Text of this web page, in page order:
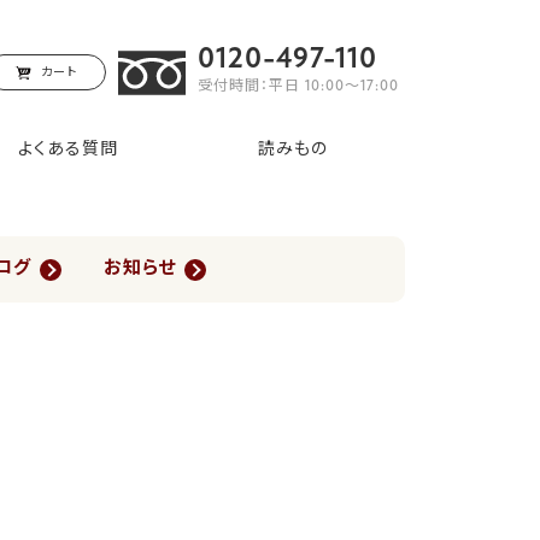
カート 0120-497-110
受付時間：平日 10:00〜17:00
よくある質問 読みもの
グ お知らせ